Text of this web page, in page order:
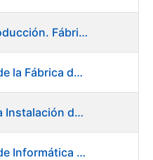
OE 02/25 - Auxiliar de Producción. Fábrica de Papel
FC 02/24 - Responsable de la Fábrica de Papel (Burgos)
OE 19/25 - Ayudante de la Instalación de Preparación de Pastas. Fábrica de Papel
FC 05/25 - Responsable de Informática de Sistemas y Atención a Usuarios